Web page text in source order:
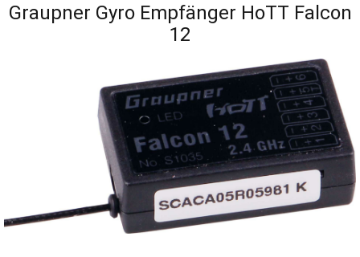
Graupner Gyro Empfänger HoTT Falcon
12